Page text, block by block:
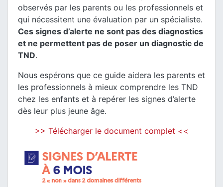
observés par les parents ou les professionnels et
qui nécessitent une évaluation par un spécialiste.
Ces signes d’alerte ne sont pas des diagnostics
et ne permettent pas de poser un diagnostic de
TND.
Nous espérons que ce guide aidera les parents et
les professionnels à mieux comprendre les TND
chez les enfants et à repérer les signes d’alerte
dès leur plus jeune âge.
>> Télécharger le document complet <<